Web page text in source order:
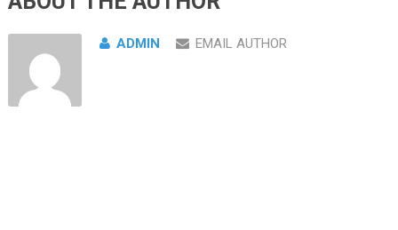
ADMIN EMAIL AUTHOR